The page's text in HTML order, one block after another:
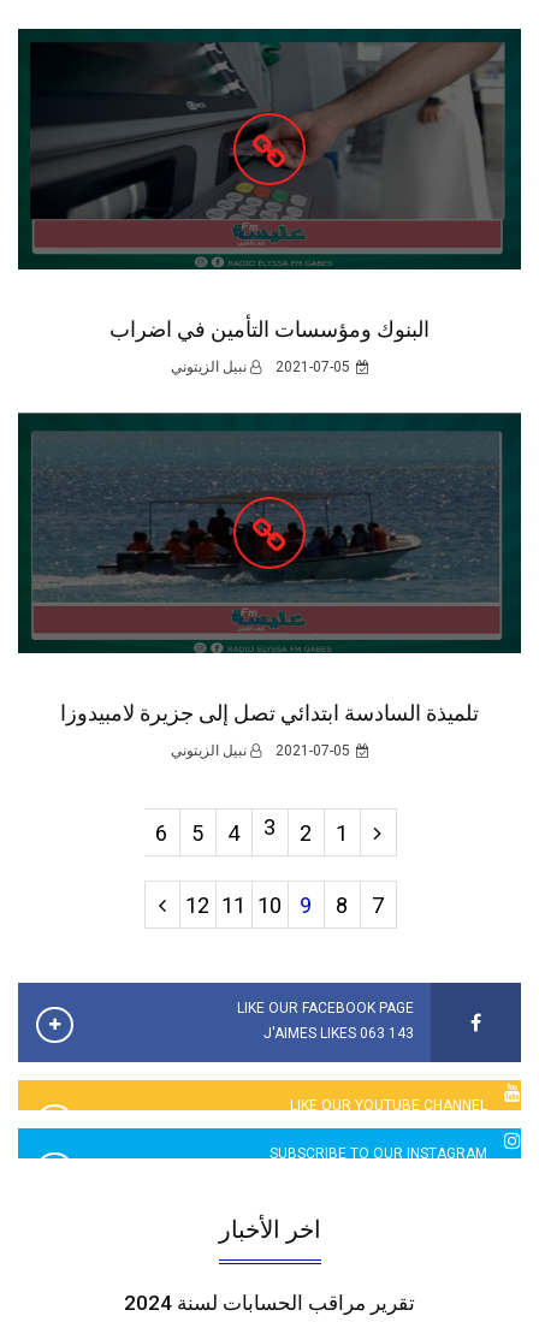
البنوك ومؤسسات التأمين في اضراب
2021-07-05 نبيل الزيتوني
تلميذة السادسة ابتدائي تصل إلى جزيرة لامبيدوزا
2021-07-05 نبيل الزيتوني
1
2
3
4
5
6
7
8
9
10
11
12
LIKE OUR FACEBOOK PAGE
143 063 J'AIMES LIKES
LIKE OUR YOUTUBE CHANNEL
2760 LIKES
SUBSCRIBE TO OUR INSTAGRAM
اخر الأخبار
تقرير مراقب الحسابات لسنة 2024